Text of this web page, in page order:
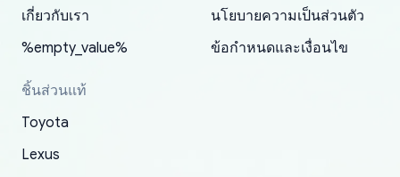
2022. The first two orders were received timely
and with no problems. The third order was not
received at all. According to yoshi's shipper, the
parcel was lost somewhere within the U.S.
replacement order was shipped and received.
The only reason for giving them 4 stars instead
is packed well! More so, I am genuinely happy
about the updates whether the item I added to
my cart is available or not. It's hassle free, I've
had troubles on my previous orders but they
and giving me updates.
my VDJ79, thank you yoshi, for caring
packaging and also because i can look for all
parts needed for upgrading from LX to VX
toyota!.
เกี่ยวกับเรา
%empty_value%
นโยบายความเป็นส่วนตัว
ข้อกำหนดและเงื่อนไข
ชิ้นส่วนแท้
Toyota
Lexus